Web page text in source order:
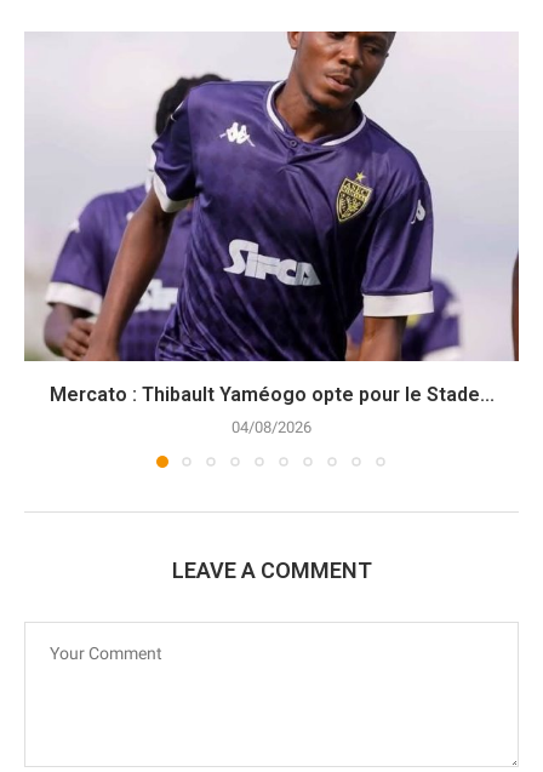
Mercato : Thibault Yaméogo opte pour le Stade...
04/08/2026
LEAVE A COMMENT